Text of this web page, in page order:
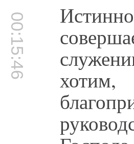
00:15:46